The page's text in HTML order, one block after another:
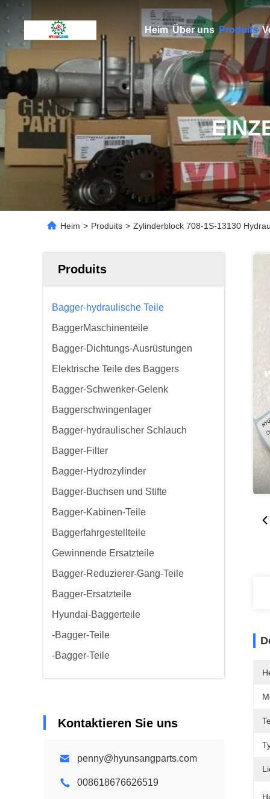
Heim Über uns Produits
Heim > Produits > Zylinderblock 708-1S-13130
Produits
Bagger-hydraulische Teile
BaggerMaschinenteile
Bagger-Dichtungs-Ausrüstungen
Elektrische Teile des Baggers
Bagger-Schwenker-Gelenk
Baggerschwingenlager
Bagger-hydraulischer Schlauch
Bagger-Filter
Bagger-Hydrozylinder
Bagger-Buchsen und Stifte
Bagger-Kabinen-Teile
Baggerfahrgestellteile
Gewinnende Ersatzteile
Bagger-Reduzierer-Gang-Teile
Bagger-Ersatzteile
Hyundai-Baggerteile
-Bagger-Teile
-Bagger-Teile
Kontaktieren Sie uns
penny@hyunsangparts.com
008618676626519